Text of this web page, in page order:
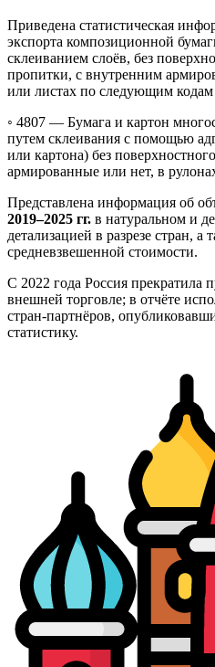
Приведена статистическая
экспорта композиционной
склеиванием слоёв, без
пропитки, с внутренним
или листах по следующим
◦ 4807 — Бумага и картон
путем склеивания с помощью
или картона) без
армированные или нет, в
Представлена информация об
2019–2025 гг. в натуральном и
детализацией в разрезе стран, а
средневзвешенной стоимости.
С 2022 года Россия прекратила
внешней торговле; в отчёте
стран-партнёров,
статистику.